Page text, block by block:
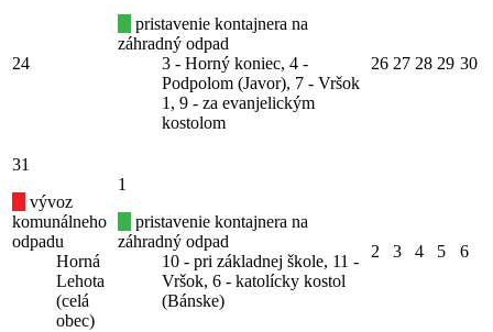
24
pristavenie kontajnera na
záhradný odpad
3 - Horný koniec, 4 -
Podpolom (Javor), 7 - Vršok
1, 9 - za evanjelickým
kostolom
26 27 28 29 30
31
vývoz
komunálneho
odpadu
Horná
Lehota
(celá
obec)
1
pristavenie kontajnera na
záhradný odpad
10 - pri základnej škole, 11 -
Vršok, 6 - katolícky kostol
(Bánske)
2 3 4 5 6